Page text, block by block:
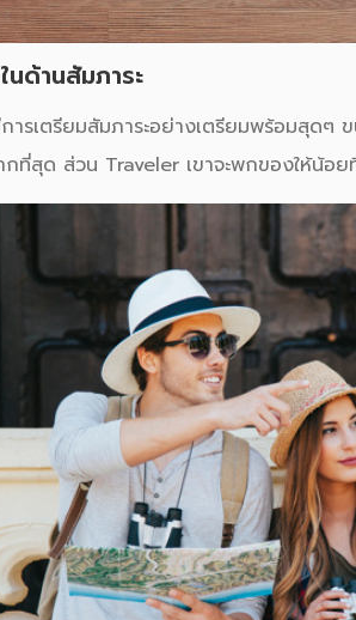
ด้านสัมภาระ
ารเตรียมสัมภาระอย่างเตรียมพร้อมสุดๆ
กที่สุด ส่วน Traveler เขาจะพกของให้น้อ